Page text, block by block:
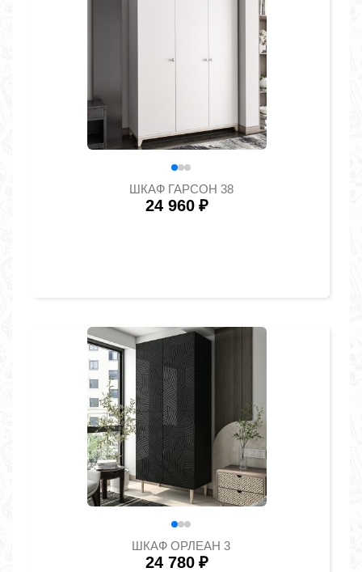
ШКАФ ГАРСОН 38
24 960 ₽
ШКАФ ОРЛЕАН 3
24 780 ₽